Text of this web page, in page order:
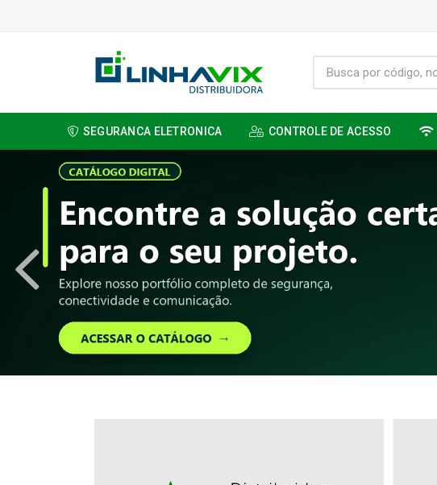
SEGURANCA ELETRONICA CONTROLE DE ACESSO